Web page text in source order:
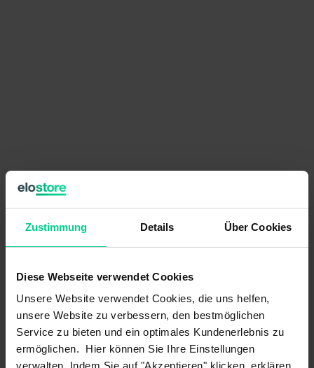
Zustimmung Details Über Cookies
Diese Webseite verwendet Cookies
Unsere Website verwendet Cookies, die uns helfen,
unsere Website zu verbessern, den bestmöglichen
Service zu bieten und ein optimales Kundenerlebnis zu
ermöglichen. Hier können Sie Ihre Einstellungen
verwalten. Indem Sie auf "Akzeptieren" klicken, erklären
pro Stück 276,57 €
Preise exkl. MwSt. zzgl. Versandkosten
Stückzahl Preis
ab 25 Stk. 248,91 €
- 10 %
ab 50 Stk.
221,26 €
- 20 %
ab 100 Stk.
193,60 € - 30 %